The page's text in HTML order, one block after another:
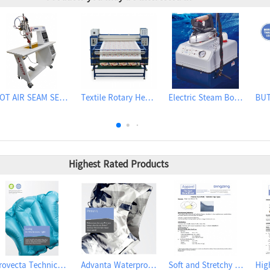
HOT AIR SEAM SEALING MACHINE Textile Rotary Heat Transfer Machine Electric Steam Boiler With Steam Iron
Highest Rated Products
Provecta Technical Film Advanta Waterproof and Breathable Membrane Soft and Stretchy Hot Melt Film